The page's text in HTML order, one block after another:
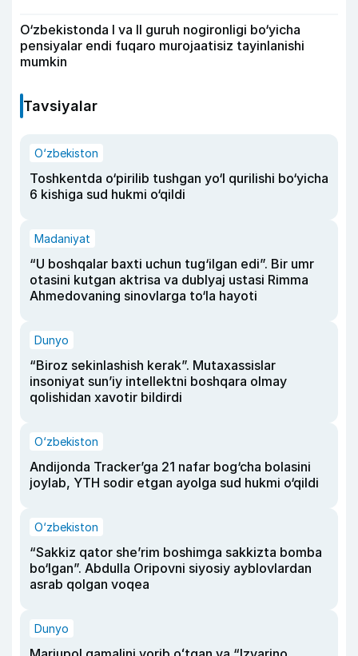
O‘zbekistonda I va II guruh nogironligi bo‘yicha
pensiyalar endi fuqaro murojaatisiz tayinlanishi
mumkin
Tavsiyalar
O‘zbekiston
Toshkentda o‘pirilib tushgan yo‘l qurilishi bo‘yicha
6 kishiga sud hukmi o‘qildi
Madaniyat
“U boshqalar baxti uchun tug‘ilgan edi”. Bir umr
otasini kutgan aktrisa va dublyaj ustasi Rimma
Ahmedovaning sinovlarga to‘la hayoti
Dunyo
“Biroz sekinlashish kerak”. Mutaxassislar
insoniyat sun’iy intellektni boshqara olmay
qolishidan xavotir bildirdi
O‘zbekiston
Andijonda Tracker’ga 21 nafar bog‘cha bolasini
joylab, YTH sodir etgan ayolga sud hukmi o‘qildi
O‘zbekiston
“Sakkiz qator she’rim boshimga sakkizta bomba
bo‘lgan”. Abdulla Oripovni siyosiy ayblovlardan
asrab qolgan voqea
Dunyo